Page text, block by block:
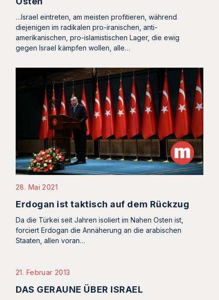
…Israel eintreten, am meisten profitieren, während
diejenigen im radikalen pro-iranischen, anti-
amerikanischen, pro-islamistischen Lager, die ewig
gegen Israel kämpfen wollen, alle…
28. Mai 2021
Erdogan ist taktisch auf dem Rückzug
Da die Türkei seit Jahren isoliert im Nahen Osten ist,
forciert Erdogan die Annäherung an die arabischen
Staaten, allen voran…
21. Februar 2013
DAS GERAUNE ÜBER ISRAEL